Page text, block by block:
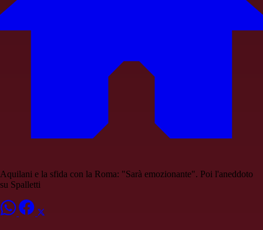
Aquilani e la sfida con la Roma: "Sarà emozionante". Poi l'aneddoto
su Spalletti